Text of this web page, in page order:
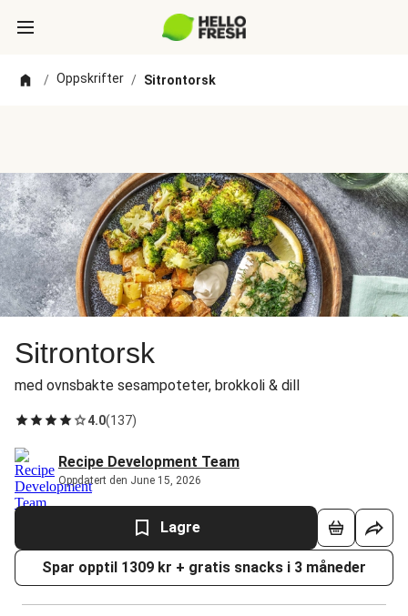
/ Oppskrifter / Sitrontorsk
Sitrontorsk
med ovnsbakte sesampoteter, brokkoli & dill
4.0(137)
Recipe Development Team
Oppdatert den June 15, 2026
Lagre
Spar opptil 1309 kr + gratis snacks i 3 måneder